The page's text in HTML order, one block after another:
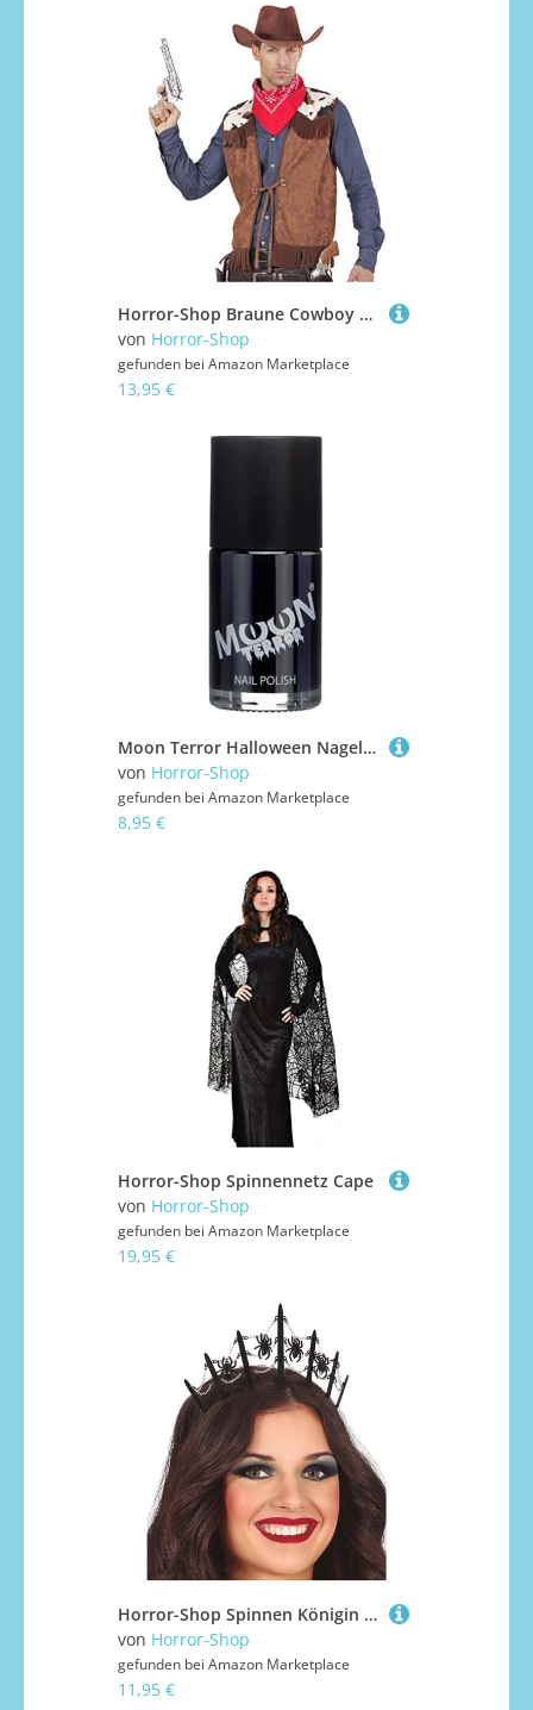
Horror-Shop Braune Cowboy Weste mit Fransen im Wildleder Look XL
von Horror-Shop
gefunden bei Amazon Marketplace
13,95 €
Moon Terror Halloween Nagellack in Mitternacht schwarz für Spooky Fingernägel
von Horror-Shop
gefunden bei Amazon Marketplace
8,95 €
Horror-Shop Spinnennetz Cape
von Horror-Shop
gefunden bei Amazon Marketplace
19,95 €
Horror-Shop Spinnen Königin Diadem als Kopfschmuck für Halloween
von Horror-Shop
gefunden bei Amazon Marketplace
11,95 €